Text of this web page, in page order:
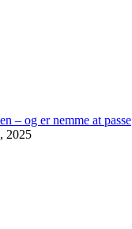
– og er nemme at passe
2025